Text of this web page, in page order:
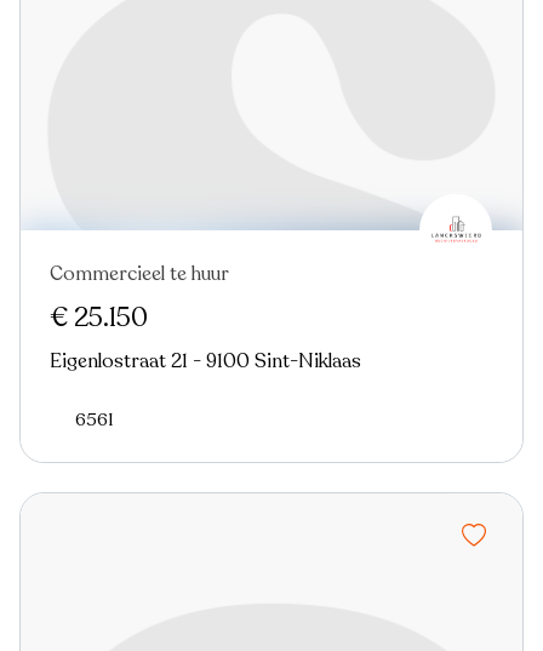
Commercieel te huur
€ 25.150
Eigenlostraat 21 - 9100 Sint-Niklaas
6561